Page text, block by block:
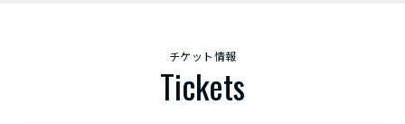
チケット情報
Tickets